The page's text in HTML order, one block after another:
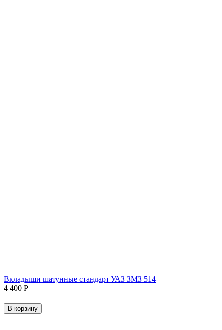
Вкладыши шатунные стандарт УАЗ ЗМЗ 514
4 400 Р
В корзину